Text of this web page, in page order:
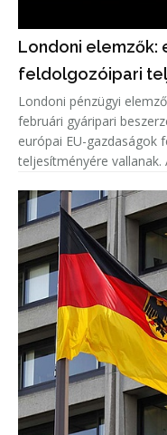
Londoni elemzők:
feldolgozóipari
Londoni pénzügyi
februári gyáripari
európai EU-gazdaságok